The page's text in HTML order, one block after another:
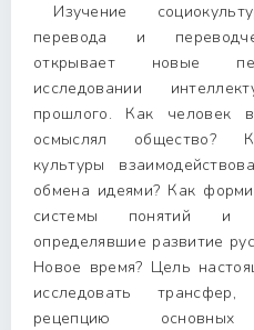
Изучение
перевода и
открывает новые
исследовании
прошлого. Как человек
осмыслял общество?
культуры
обмена идеями? Как
системы понятий и
определявшие развитие
Новое время? Цель
исследовать
рецепцию основных